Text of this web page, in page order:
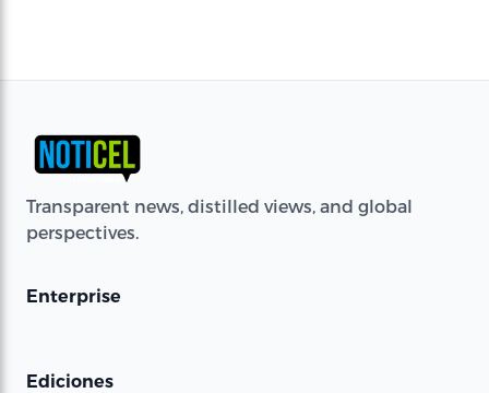
Transparent news, distilled views, and global
perspectives.
Enterprise
Ediciones